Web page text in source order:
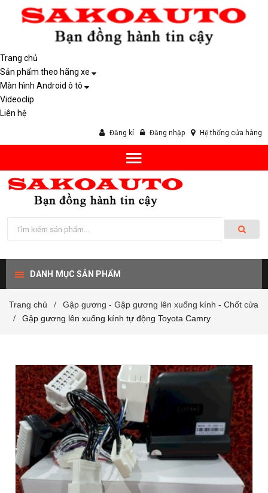
Trang chủ
Sản phẩm theo hãng xe
Màn hình Android ô tô
Videoclip
Liên hệ
Đăng kí Đăng nhập Hệ thống cửa hàng
DANH MỤC SẢN PHẨM
Trang chủ / Gập gương - Gập gương lên xuống kính - Chốt cửa
/ Gập gương lên xuống kính tự động Toyota Camry